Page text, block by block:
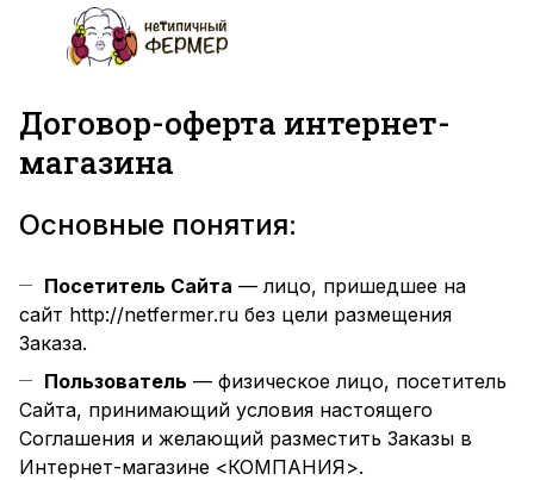
Договор-оферта интернет-
магазина
Основные понятия:
Посетитель Сайта — лицо, пришедшее на
сайт http://netfermer.ru без цели размещения
Заказа.
Пользователь — физическое лицо, посетитель
Сайта, принимающий условия настоящего
Соглашения и желающий разместить Заказы в
Интернет-магазине <КОМПАНИЯ>.